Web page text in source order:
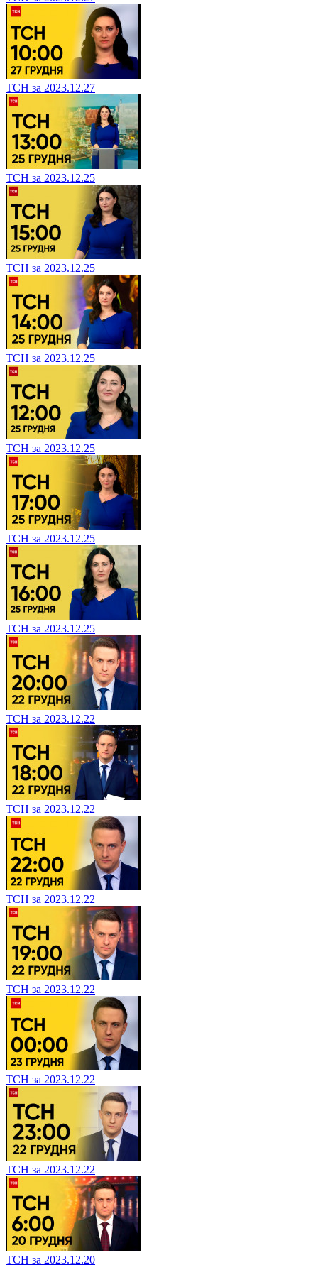
ТСН за 2023.12.27
ТСН за 2023.12.25
ТСН за 2023.12.25
ТСН за 2023.12.25
ТСН за 2023.12.25
ТСН за 2023.12.25
ТСН за 2023.12.25
ТСН за 2023.12.22
ТСН за 2023.12.22
ТСН за 2023.12.22
ТСН за 2023.12.22
ТСН за 2023.12.22
ТСН за 2023.12.22
ТСН за 2023.12.20